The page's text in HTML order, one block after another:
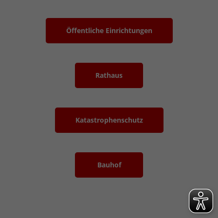
Öffentliche Einrichtungen
Rathaus
Katastrophenschutz
Bauhof